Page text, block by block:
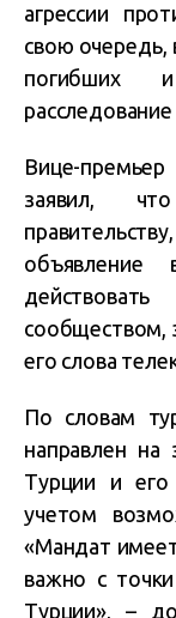
агрессии
свою очередь,
погибших
Вице-
заявил,
сообществом,
его слова
По словам
направлен на
Турции и
учетом
«Мандат
важно с
Турции», –